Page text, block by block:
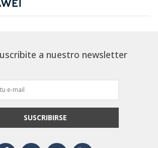
a nuestro newsletter
SUSCRIBIRSE